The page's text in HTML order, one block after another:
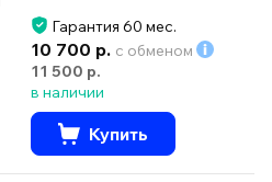
Гарантия 60 мес.
10 700 р. с обменом
11 500 р.
в наличии
Купить